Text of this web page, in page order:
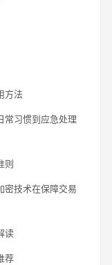
方法
常习惯到应急处理
则
密技术在保障交易
读
荐